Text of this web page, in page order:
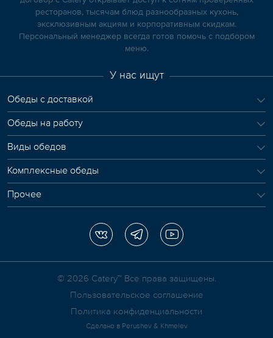
ресторанов, тысячам блюд разнообразных кухонь,
эксклюзивным акциям и корпоративным скидкам.
Персональный менеджер всегда готов помочь с подбором
меню.
У нас ищут
Обеды с доставкой
Обеды на работу
Виды обедов
Комплексные обеды
Прочее
© 2026 Сatery™ Все права защищены.
Пользовательское соглашение
Политика конфиденциальности
Сделано в Perushev & Khmelev